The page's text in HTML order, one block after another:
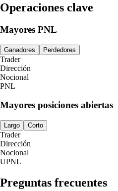
Operaciones clave
Mayores PNL
Ganadores Perdedores
Trader
Dirección
Nocional
PNL
Mayores posiciones abiertas
Largo Corto
Trader
Dirección
Nocional
UPNL
Preguntas frecuentes